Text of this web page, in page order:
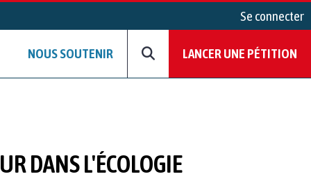
Se connecter
NOUS SOUTENIR LANCER UNE PÉTITION
DANS L'ÉCOLOGIE